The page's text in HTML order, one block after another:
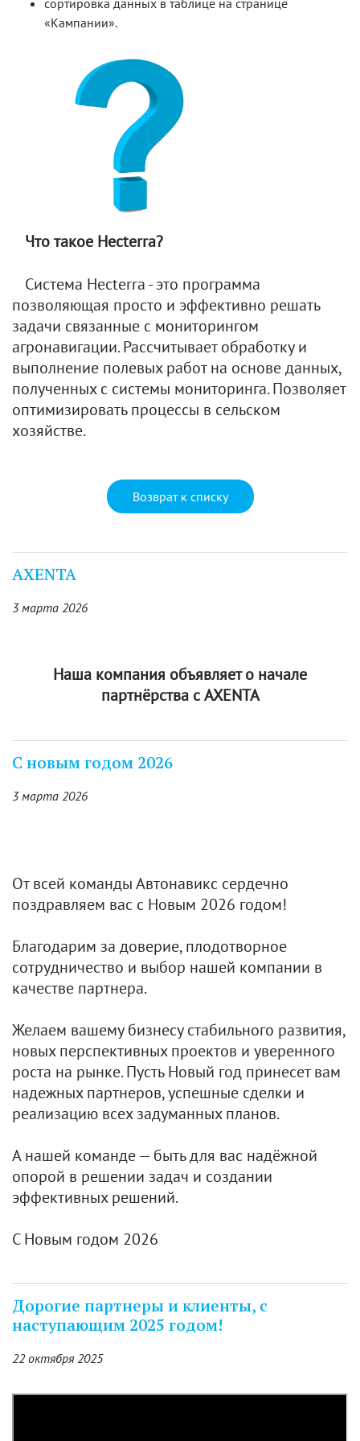
сортировка данных в таблице на странице
«Кампании».
Что такое Hecterra?
Система Hecterra - это программа
позволяющая просто и эффективно решать
задачи связанные с мониторингом
агронавигации. Рассчитывает обработку и
выполнение полевых работ на основе данных,
полученных с системы мониторинга. Позволяет
оптимизировать процессы в сельском
хозяйстве.
Возврат к списку
AXENTA
3 марта 2026
Наша компания объявляет о начале
партнёрства с AXENTA
С новым годом 2026
3 марта 2026
От всей команды Автонавикс сердечно
поздравляем вас с Новым 2026 годом!
Благодарим за доверие, плодотворное
сотрудничество и выбор нашей компании в
качестве партнера.
Желаем вашему бизнесу стабильного развития,
новых перспективных проектов и уверенного
роста на рынке. Пусть Новый год принесет вам
надежных партнеров, успешные сделки и
реализацию всех задуманных планов.
А нашей команде — быть для вас надёжной
опорой в решении задач и создании
эффективных решений.
С Новым годом 2026
Дорогие партнеры и клиенты, с
наступающим 2025 годом!
22 октября 2025